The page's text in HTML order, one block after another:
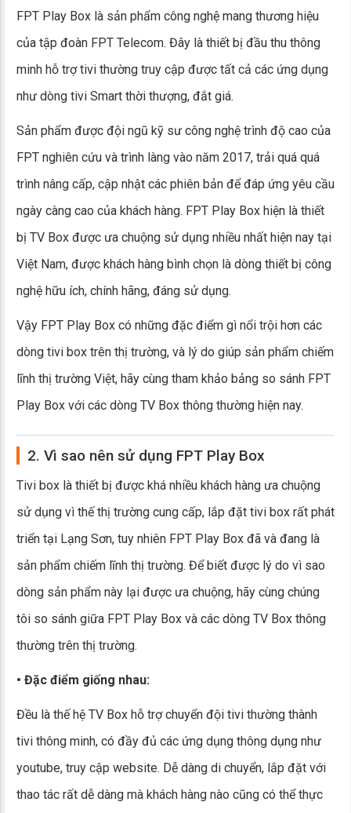
FPT Play Box là sản phẩm công nghệ mang thương hiệu
của tập đoàn FPT Telecom. Đây là thiết bị đầu thu thông
minh hỗ trợ tivi thường truy cập được tất cả các ứng dụng
như dòng tivi Smart thời thượng, đắt giá.
Sản phẩm được đội ngũ kỹ sư công nghệ trình độ cao của
FPT nghiên cứu và trình làng vào năm 2017, trải quá quá
trình nâng cấp, cập nhật các phiên bản để đáp ứng yêu cầu
ngày càng cao của khách hàng. FPT Play Box hiện là thiết
bị TV Box được ưa chuộng sử dụng nhiều nhất hiện nay tại
Việt Nam, được khách hàng bình chọn là dòng thiết bị công
nghệ hữu ích, chính hãng, đáng sử dụng.
Vậy FPT Play Box có những đặc điểm gì nổi trội hơn các
dòng tivi box trên thị trường, và lý do giúp sản phẩm chiếm
lĩnh thị trường Việt, hãy cùng tham khảo bảng so sánh FPT
Play Box với các dòng TV Box thông thường hiện nay.
2. Vì sao nên sử dụng FPT Play Box
Tivi box là thiết bị được khá nhiều khách hàng ưa chuộng
sử dụng vì thế thị trường cung cấp, lắp đặt tivi box rất phát
triển tại Lạng Sơn, tuy nhiên FPT Play Box đã và đang là
sản phẩm chiếm lĩnh thị trường. Để biết được lý do vì sao
dòng sản phẩm này lại được ưa chuộng, hãy cùng chúng
tôi so sánh giữa FPT Play Box và các dòng TV Box thông
thường trên thị trường.
• Đặc điểm giống nhau:
Đều là thế hệ TV Box hỗ trợ chuyển đội tivi thường thành
tivi thông minh, có đầy đủ các ứng dụng thông dụng như
youtube, truy cập website. Dễ dàng di chuyển, lắp đặt với
thao tác rất dễ dàng mà khách hàng nào cũng có thể thực